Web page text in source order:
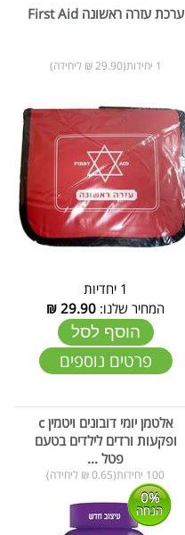
ערכת עזרה ראשונה First Aid
1 יחידות(29.90 ₪ ליחידה)
1 יחדיות
המחיר שלנו: 29.90
₪
הוסף לסל
פרטים נוספים
אלטמן יומי דובונים ויטמין c
ופקעות ורדים לילדים בטעם
פטל ...
100 יחידות(0.65 ₪ ליחידה)
0%
הנחה